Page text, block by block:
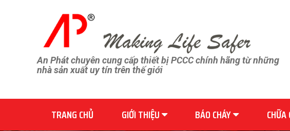
An Phát chuyên cung cấp thiết bị PCCC chính hãng từ những
nhà sản xuất uy tín trên thế giới
TRANG CHỦ GIỚI THIỆU BÁO CHÁY